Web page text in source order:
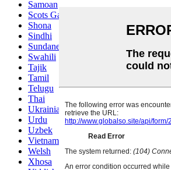
Samoan
Scots Gaelic
Shona
Sindhi
Sundanese
Swahili
Tajik
Tamil
Telugu
Thai
Ukrainian
Urdu
Uzbek
Vietnamese
Welsh
Xhosa